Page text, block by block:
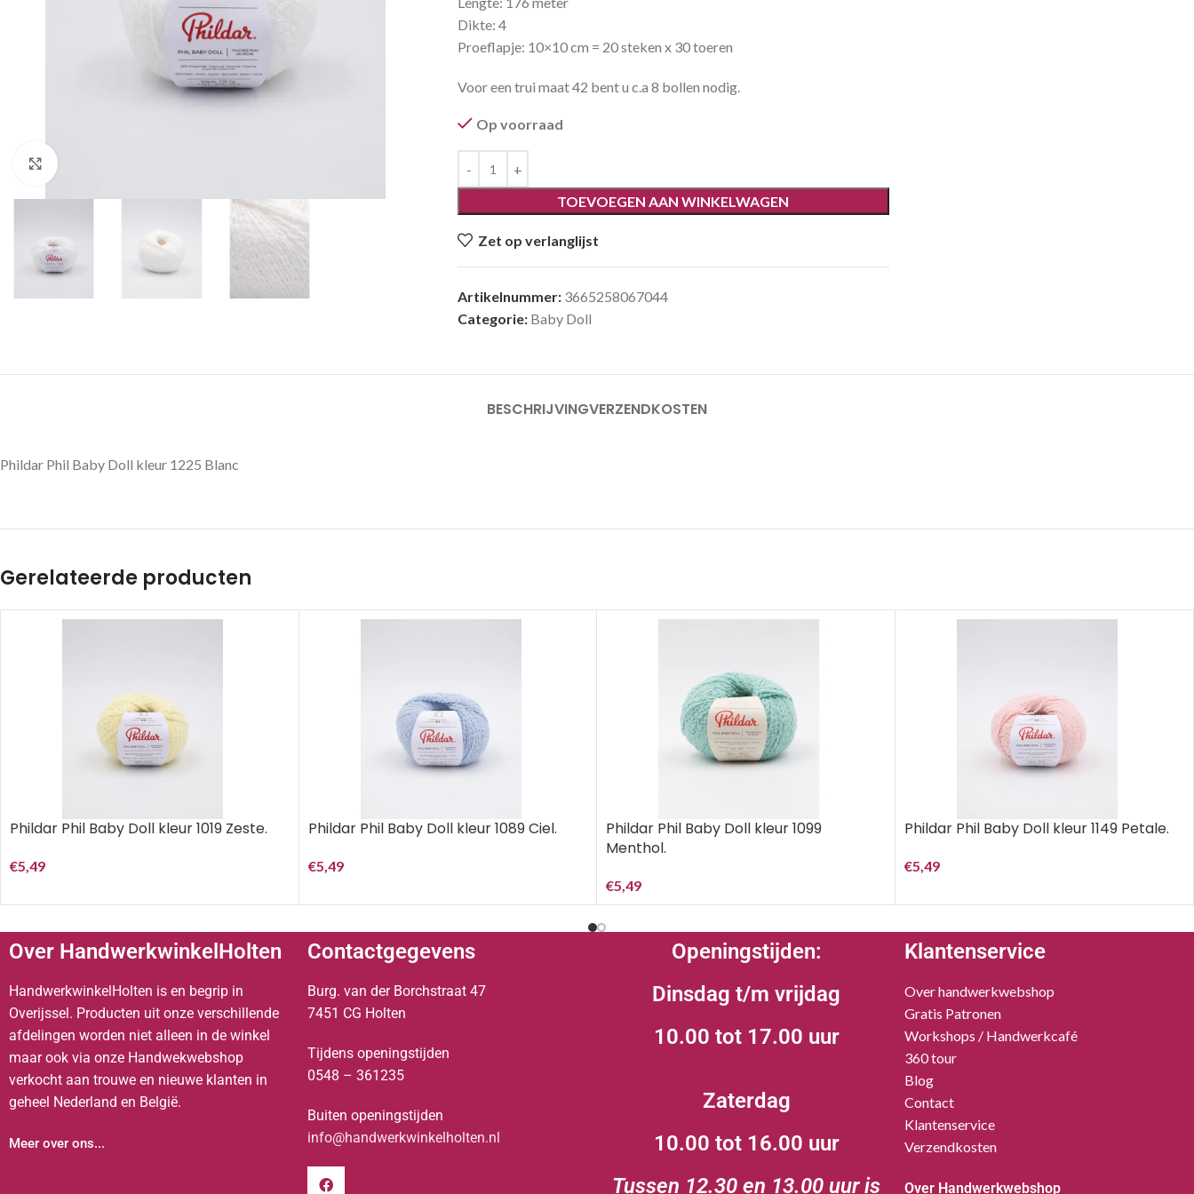
Dikte: 4
Proeflapje: 10×10 cm = 20 steken x 30 toeren
Voor een trui maat 42 bent u c.a 8 bollen nodig.
Op voorraad
TOEVOEGEN AAN WINKELWAGEN
Zet op verlanglijst
Artikelnummer: 3665258067044
Categorie: Baby Doll
BESCHRIJVINGVERZENDKOSTEN
Phildar Phil Baby Doll kleur 1225 Blanc
Gerelateerde producten
Phildar Phil Baby Doll kleur 1019 Zeste.
€5,49
Phildar Phil Baby Doll kleur 1089 Ciel.
€5,49
Phildar Phil Baby Doll kleur 1099
Menthol.
€5,49
Phildar Phil Baby Doll kleur 1149 Petale.
€5,49
Over HandwerkwinkelHolten
HandwerkwinkelHolten is en begrip in
Overijssel. Producten uit onze verschillende
afdelingen worden niet alleen in de winkel
maar ook via onze Handwekwebshop
verkocht aan trouwe en nieuwe klanten in
geheel Nederland en België.
Meer over ons...
Contactgegevens
Burg. van der Borchstraat 47
7451 CG Holten
Tijdens openingstijden
0548 – 361235
Buiten openingstijden
info@handwerkwinkelholten.nl
Openingstijden:
Dinsdag t/m vrijdag
10.00 tot 17.00 uur
Zaterdag
10.00 tot 16.00 uur
Tussen 12.30 en 13.00 uur is
Klantenservice
Over handwerkwebshop
Gratis Patronen
Workshops / Handwerkcafé
360 tour
Blog
Contact
Klantenservice
Verzendkosten
Over Handwerkwebshop